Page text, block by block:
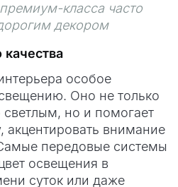
класса часто
декором
особое
Оно не только
светлым, но и помогает
акцентировать внимание
передовые системы
освещения в
суток или даже